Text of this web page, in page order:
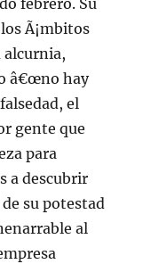
febrero. Su
Ã¡mbitos
alcurnia,
â€œno hay
el
gente que
para
a descubrir
su potestad
al